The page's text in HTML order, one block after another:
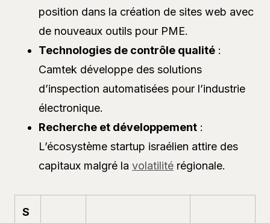
position dans la création de sites web avec
de nouveaux outils pour PME.
Technologies de contrôle qualité :
Camtek développe des solutions
d’inspection automatisées pour l’industrie
électronique.
Recherche et développement :
L’écosystème startup israélien attire des
capitaux malgré la volatilité régionale.
S